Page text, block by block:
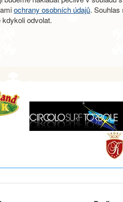
ochrany osobních údajů.
odvolat.